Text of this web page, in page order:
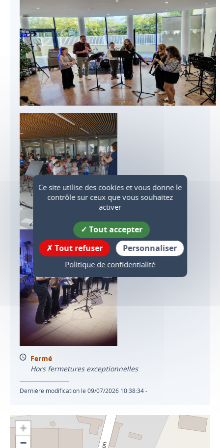
Fermé
Hors fermetures exceptionnelles
Dernière modification le 09/07/2026 10:38:34 -
+
−
Ce site utilise des cookies et vous donne le
contrôle sur ceux que vous souhaitez
activer
Tout accepter
Tout refuser
Personnaliser
Politique de confidentialité